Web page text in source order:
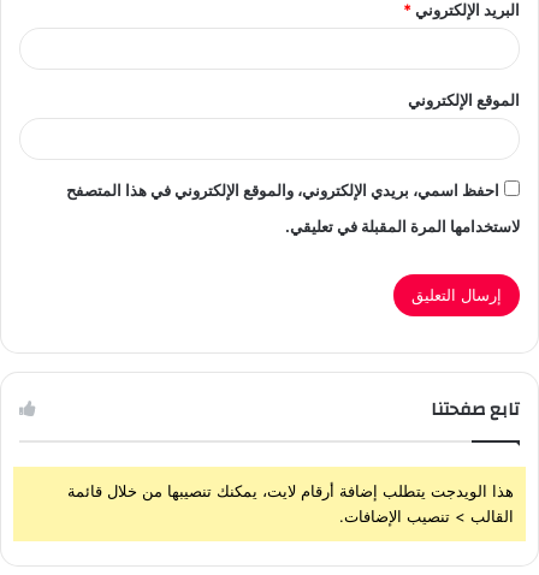
البريد الإلكتروني*
الموقع الإلكتروني
احفظ اسمي، بريدي الإلكتروني، والموقع الإلكتروني في هذا المتصفح
لاستخدامها المرة المقبلة في تعليقي.
تابع صفحتنا
هذا الويدجت يتطلب إضافة أرقام لايت، يمكنك تنصيبها من خلال قائمة
القالب > تنصيب الإضافات.